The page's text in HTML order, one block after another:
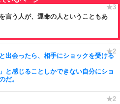
言う人が、運命の人ということもあ
出会ったら、相手にショックを受ける
と感じることしかできない自分にショ
だ。